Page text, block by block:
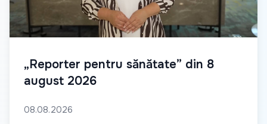
„Reporter pentru sănătate” din 8
august 2026
08.08.2026